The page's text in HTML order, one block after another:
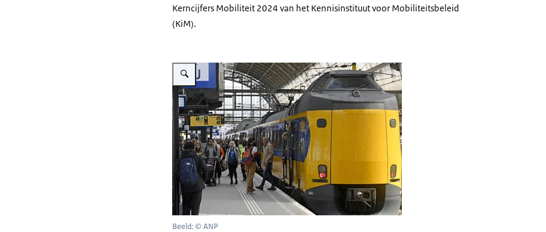
Kerncijfers Mobiliteit 2024 van het Kennisinstituut voor Mobiliteitsbeleid
(KiM).
Vergroot afbeelding Treinreizigers station Amsterdam Centraal
Beeld: © ANP